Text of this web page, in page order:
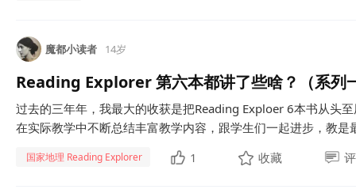
魔都小读者 14岁
Reading Explorer 第六本都讲了些啥？（系列
过去的三年年，我最大的收获是把Reading Exploer 6本书从头
在实际教学中不断总结丰富教学内容，跟学生们一起进步，教
国家地理 Reading Explorer 1 收藏